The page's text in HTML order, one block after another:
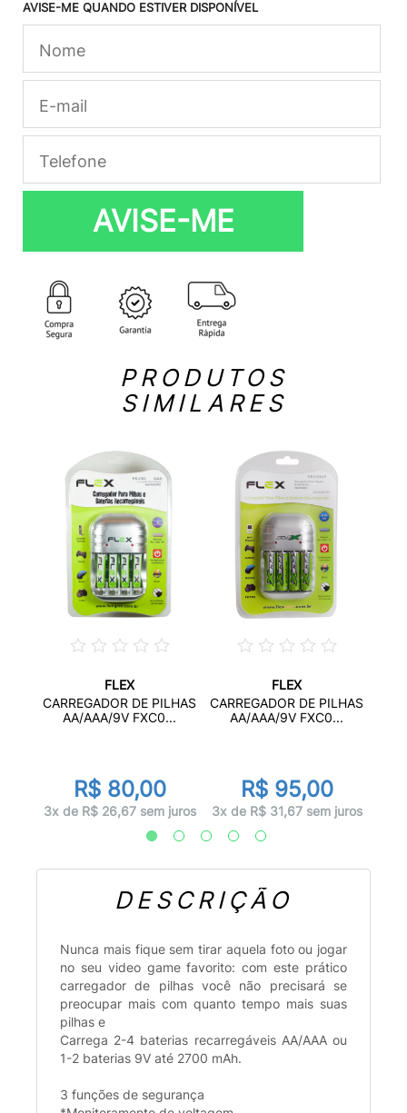
AVISE-ME QUANDO ESTIVER DISPONÍVEL
AVISE-ME
PRODUTOS
SIMILARES
FLEX
CARREGADOR DE PILHAS
AA/AAA/9V FXC0...
R$ 80,00
3x de R$ 26,67 sem juros
FLEX
CARREGADOR DE PILHAS
AA/AAA/9V FXC0...
R$ 95,00
3x de R$ 31,67 sem juros
DESCRIÇÃO
Nunca mais fique sem tirar aquela foto ou jogar
no seu video game favorito: com este prático
carregador de pilhas você não precisará se
preocupar mais com quanto tempo mais suas
pilhas e
Carrega 2-4 baterias recarregáveis AA/AAA ou
1-2 baterias 9V até 2700 mAh.
3 funções de segurança